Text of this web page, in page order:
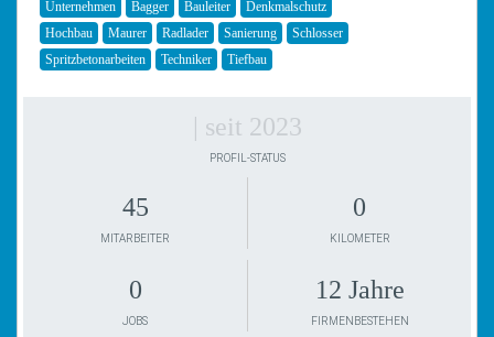
Unternehmen Bagger Bauleiter
Denkmalschutz
Hochbau
Maurer Radlader Sanierung
Schlosser
Spritzbetonarbeiten
Techniker Tiefbau
| seit 2023
PROFIL-STATUS
45
MITARBEITER
0
KILOMETER
0
JOBS
12 Jahre
FIRMENBESTEHEN